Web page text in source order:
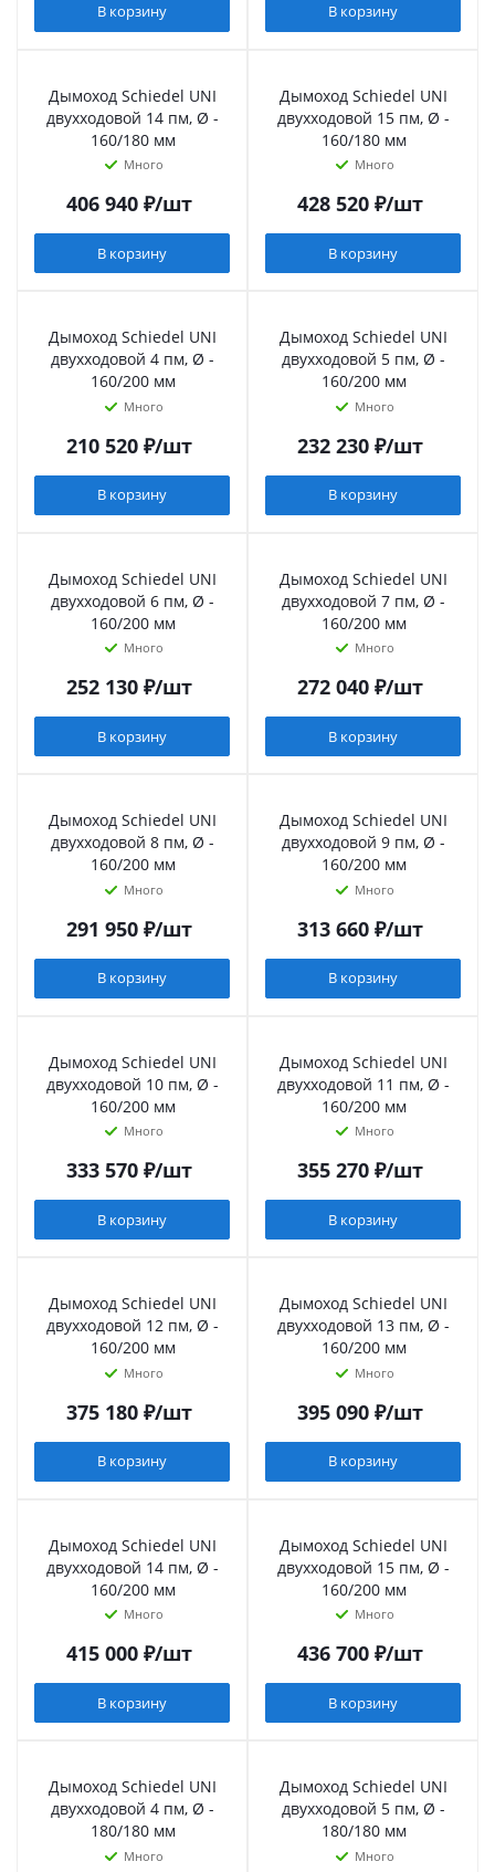
В корзину В корзину
Дымоход Schiedel UNI
двухходовой 14 пм, Ø -
160/180 мм
Много
406 940₽/шт
В корзину
Дымоход Schiedel UNI
двухходовой 15 пм, Ø -
160/180 мм
Много
428 520₽/шт
В корзину
Дымоход Schiedel UNI
двухходовой 4 пм, Ø -
160/200 мм
Много
210 520₽/шт
В корзину
Дымоход Schiedel UNI
двухходовой 5 пм, Ø -
160/200 мм
Много
232 230₽/шт
В корзину
Дымоход Schiedel UNI
двухходовой 6 пм, Ø -
160/200 мм
Много
252 130₽/шт
В корзину
Дымоход Schiedel UNI
двухходовой 7 пм, Ø -
160/200 мм
Много
272 040₽/шт
В корзину
Дымоход Schiedel UNI
двухходовой 8 пм, Ø -
160/200 мм
Много
291 950₽/шт
В корзину
Дымоход Schiedel UNI
двухходовой 9 пм, Ø -
160/200 мм
Много
313 660₽/шт
В корзину
Дымоход Schiedel UNI
двухходовой 10 пм, Ø -
160/200 мм
Много
333 570₽/шт
В корзину
Дымоход Schiedel UNI
двухходовой 11 пм, Ø -
160/200 мм
Много
355 270₽/шт
В корзину
Дымоход Schiedel UNI
двухходовой 12 пм, Ø -
160/200 мм
Много
375 180₽/шт
В корзину
Дымоход Schiedel UNI
двухходовой 13 пм, Ø -
160/200 мм
Много
395 090₽/шт
В корзину
Дымоход Schiedel UNI
двухходовой 14 пм, Ø -
160/200 мм
Много
415 000₽/шт
В корзину
Дымоход Schiedel UNI
двухходовой 15 пм, Ø -
160/200 мм
Много
436 700₽/шт
В корзину
Дымоход Schiedel UNI
двухходовой 4 пм, Ø -
180/180 мм
Много
Дымоход Schiedel UNI
двухходовой 5 пм, Ø -
180/180 мм
Много